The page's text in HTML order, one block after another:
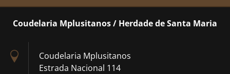
Coudelaria Mplusitanos / Herdade de Santa Maria
Coudelaria Mplusitanos
Estrada Nacional 114